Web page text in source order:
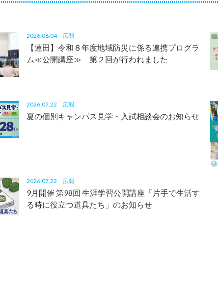
2026.08.04 広報
【蓮田】令和８年度地域防災に係る連携プログラ
ム≪公開講座≫ 第２回が行われました
2026.07.22 広報
夏の個別キャンパス見学・入試相談会のお知らせ
2026.07.22 広報
9月開催 第98回 生涯学習公開講座「片手で生活す
る時に役立つ道具たち」のお知らせ